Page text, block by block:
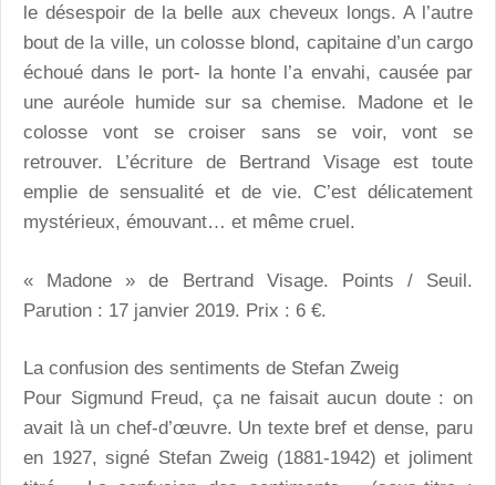
le désespoir de la belle aux cheveux longs. A l’autre
bout de la ville, un colosse blond, capitaine d’un cargo
échoué dans le port- la honte l’a envahi, causée par
une auréole humide sur sa chemise. Madone et le
colosse vont se croiser sans se voir, vont se
retrouver. L’écriture de Bertrand Visage est toute
emplie de sensualité et de vie. C’est délicatement
mystérieux, émouvant… et même cruel.
« Madone » de Bertrand Visage. Points / Seuil.
Parution : 17 janvier 2019. Prix : 6 €.
La confusion des sentiments de Stefan Zweig
Pour Sigmund Freud, ça ne faisait aucun doute : on
avait là un chef-d’œuvre. Un texte bref et dense, paru
en 1927, signé Stefan Zweig (1881-1942) et joliment